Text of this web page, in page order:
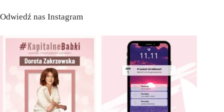
Odwiedź nas Instagram